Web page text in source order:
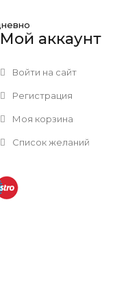
Мой аккаунт
Войти на сайт
Регистрация
Моя корзина
Список желаний